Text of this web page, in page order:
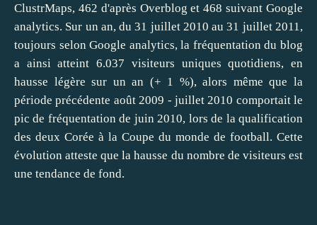
ClustrMaps, 462 d'après Overblog et 468 suivant Google
analytics. Sur un an, du 31 juillet 2010 au 31 juillet 2011,
toujours selon Google analytics, la fréquentation du blog
a ainsi atteint 6.037 visiteurs uniques quotidiens, en
hausse légère sur un an (+ 1 %), alors même que la
période précédente août 2009 - juillet 2010 comportait le
pic de fréquentation de juin 2010, lors de la qualification
des deux Corée à la Coupe du monde de football. Cette
évolution atteste que la hausse du nombre de visiteurs est
une tendance de fond.